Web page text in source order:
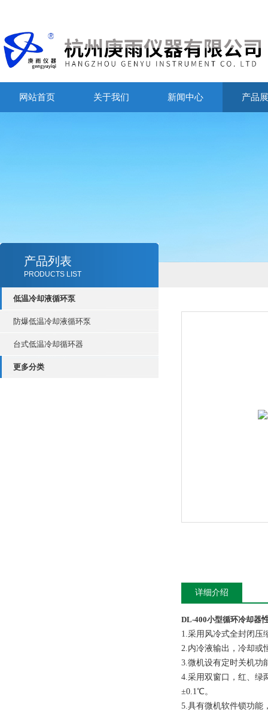
网站首页 关于我们 新闻中心 产品
产品列表
PRODUCTS LIST
低温冷却液循环泵
防爆低温冷却液循环泵
台式低温冷却循环器
更多分类
详细介绍
DL-400小型循环冷却器
1.采用风冷式全封闭压
2.内冷液输出，冷却或
3.微机设有定时关机功
4.采用双窗口，红、绿
±0.1℃。
5.具有微机软件锁功能